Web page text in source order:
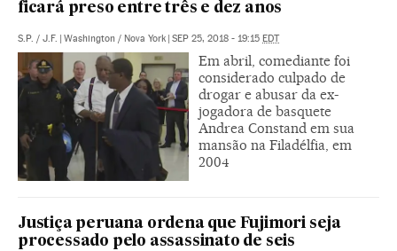
ficará preso entre três e dez anos
S.P. / J.F. Washington / Nova York SEP 25, 2018 - 19:15 EDT
Em abril, comediante foi
considerado culpado de
drogar e abusar da ex-
jogadora de basquete
Andrea Constand em sua
mansão na Filadélfia, em
2004
Justiça peruana ordena que Fujimori seja
processado pelo assassinato de seis